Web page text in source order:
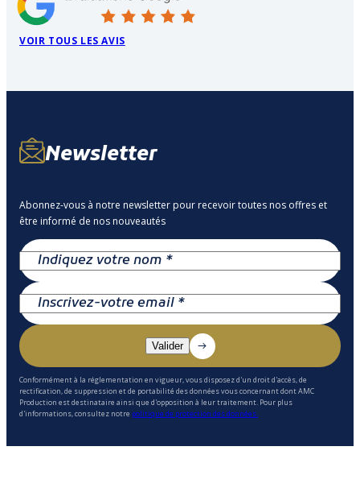
VOIR TOUS LES AVIS
Newsletter
Abonnez-vous à notre newsletter pour recevoir toutes nos offres et
être informé de nos nouveautés
Conformément à la réglementation en vigueur, vous disposez d'un droit d'accès, de
rectification, de suppression et de portabilité des données vous concernant dont AMC
Production est destinataire ainsi que d'opposition à leur traitement. Pour plus
d'informations, consultez notre politique de protection des données.